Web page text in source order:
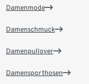
Damenmode
Damenschmuck
Damenpullover
Damensporthosen